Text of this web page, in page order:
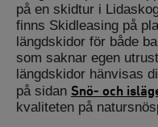
på en skidtur i
finns Skidleasing på
längdskidor för både
som saknar egen
längdskidor hänvisas
på sidan Snö- och
kvaliteten på